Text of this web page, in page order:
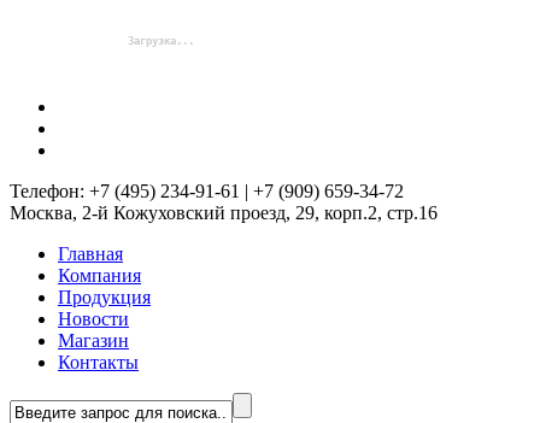
Телефон: +7 (495) 234-91-61 | +7 (909) 659-34-72
Москва, 2-й Кожуховский проезд, 29, корп.2, стр.16
Главная
Компания
Продукция
Новости
Магазин
Контакты